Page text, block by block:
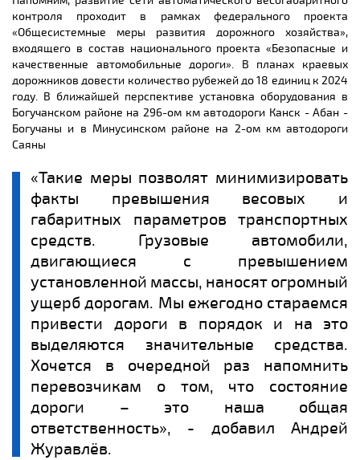
контроля проходит в рамках федерального проекта
«Общесистемные меры развития дорожного хозяйства»,
входящего в состав национального проекта «Безопасные и
качественные автомобильные дороги». В планах краевых
дорожников довести количество рубежей до 18 единиц к 2024
году. В ближайшей перспективе установка оборудования в
Богучанском районе на 296-ом км автодороги Канск - Абан -
Богучаны и в Минусинском районе на 2-ом км автодороги
Саяны
«Такие меры позволят минимизировать
факты превышения весовых и
габаритных параметров транспортных
средств. Грузовые автомобили,
двигающиеся с превышением
установленной массы, наносят огромный
ущерб дорогам. Мы ежегодно стараемся
привести дороги в порядок и на это
выделяются значительные средства.
Хочется в очередной раз напомнить
перевозчикам о том, что состояние
дороги – это наша общая
ответственность», - добавил Андрей
Журавлёв.